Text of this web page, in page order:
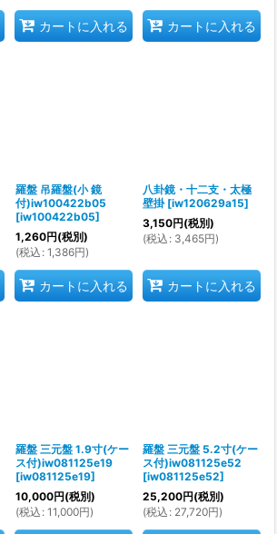
カートに入れる カートに入れる
羅盤 吊羅盤(小 鏡
付)iw100422b05
[iw100422b05]
1,260円(税別)
(税込 : 1,386円)
カートに入れる
八卦鏡・十二支・太極
壁掛 [iw120629a15]
3,150円(税別)
(税込 : 3,465円)
カートに入れる
羅盤 三元盤 1.9寸(ケー
ス付)iw081125e19
[iw081125e19]
10,000円(税別)
(税込 : 11,000円)
羅盤 三元盤 5.2寸(ケー
ス付)iw081125e52
[iw081125e52]
25,200円(税別)
(税込 : 27,720円)